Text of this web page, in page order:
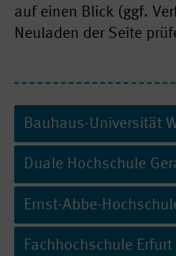
auf einen Blick (ggf.
Neuladen der Seite
Bauhaus-Uni­ver­si­tät
Duale Hochschule
Ernst-Abbe-
Fach­hoch­schule Erfurt